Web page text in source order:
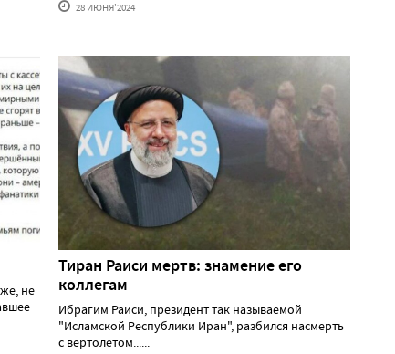
28 ИЮНЯ'2024
не
Тиран Раиси мертв: знамение его
коллегам
Ибрагим Раиси, президент так называемой
"Исламской Республики Иран", разбился насмерть
с вертолетом......